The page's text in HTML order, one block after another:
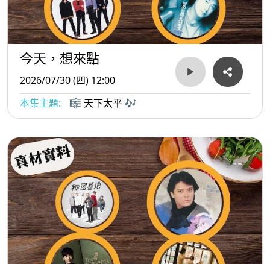
今天，想來點
2026/07/30 (四) 12:00
本集主題:
🎼 天下太平 🎶